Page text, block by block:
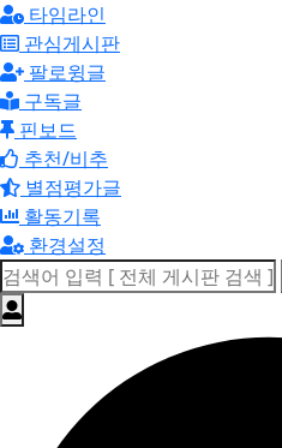
타임라인
관심게시판
팔로윙글
구독글
핀보드
추천/비추
별점평가글
활동기록
환경설정